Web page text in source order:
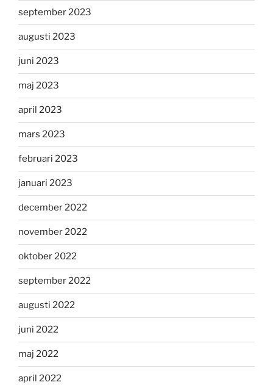
september 2023
augusti 2023
juni 2023
maj 2023
april 2023
mars 2023
februari 2023
januari 2023
december 2022
november 2022
oktober 2022
september 2022
augusti 2022
juni 2022
maj 2022
april 2022